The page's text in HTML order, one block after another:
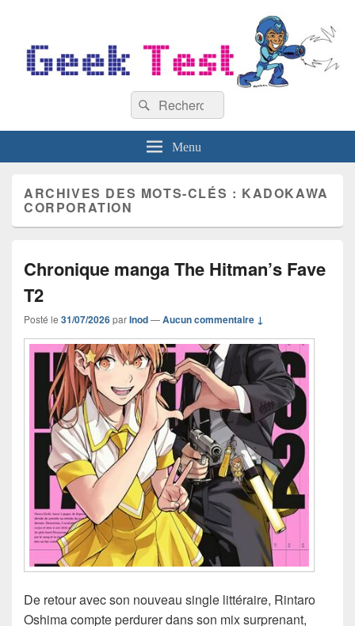
Recherche :
Rechercher
Menu
ARCHIVES DES MOTS-CLÉS : KADOKAWA
CORPORATION
Chronique manga The Hitman’s Fave
T2
Posté le 31/07/2026parInod—Aucun commentaire ↓
De retour avec son nouveau single littéraire, Rintaro
Oshima compte perdurer dans son mix surprenant,